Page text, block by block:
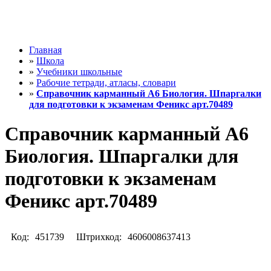
Главная
» Школа
» Учебники школьные
» Рабочие тетради, атласы, словари
» Справочник карманный А6 Биология. Шпаргалки
для подготовки к экзаменам Феникс арт.70489
Справочник карманный А6
Биология. Шпаргалки для
подготовки к экзаменам
Феникс арт.70489
Код: 451739 Штрихкод: 4606008637413